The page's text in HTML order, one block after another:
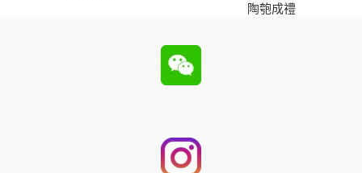
陶匏成禮